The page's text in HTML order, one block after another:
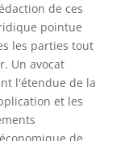
de ces
pointue
les parties tout
Un avocat
l'étendue de la
et les